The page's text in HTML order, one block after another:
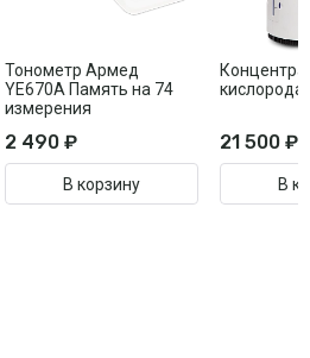
Тонометр Армед
YE670A Память на 74
измерения
2 490 ₽
В корзину
кислорода
21 500 ₽
В